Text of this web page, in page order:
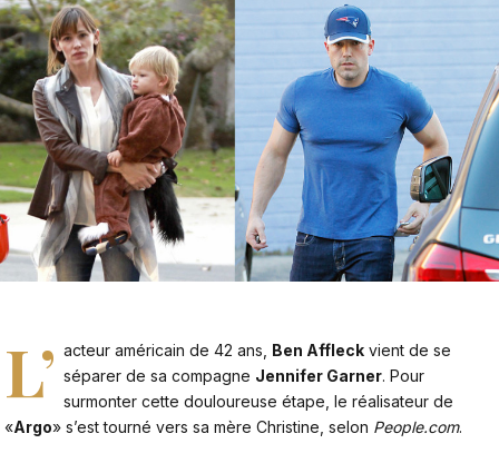
L’ acteur américain de 42 ans, Ben Affleck vient de se
séparer de sa compagne Jennifer Garner. Pour
surmonter cette douloureuse étape, le réalisateur de
«Argo» s’est tourné vers sa mère Christine, selon People.com.